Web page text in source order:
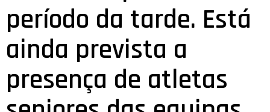
período da tarde. Está
ainda prevista a
presença de atletas